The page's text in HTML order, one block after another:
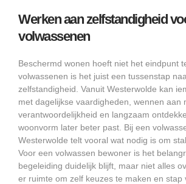
Werken aan zelfstandigheid
volwassenen
Beschermd wonen hoeft niet het eindpunt
volwassenen is het juist een tussenstap
zelfstandigheid. Vanuit Westerwolde kan
met dagelijkse vaardigheden, wennen aan
verantwoordelijkheid en langzaam
woonvorm later beter past. Bij een
Westerwolde telt vooral wat nodig is om
Voor een volwassen bewoner is het
begeleiding duidelijk blijft, maar niet alles
er ruimte om zelf keuzes te maken en stap